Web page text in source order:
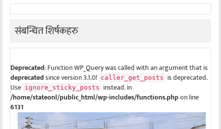
संबन्धित शिर्षकहरु
Deprecated: Function WP_Query was called with an argument that is
deprecatedsince version 3.1.0! caller_get_posts is deprecated.
Use ignore_sticky_posts instead. in
/home/stateonl/public_html/wp-includes/functions.phpon line
6131